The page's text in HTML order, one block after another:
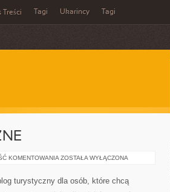
Treści Tagi Ukarincy Tagi
KOMENTOWANIA ZJAWISKA
ZOSTAŁA WYŁĄCZONA
turystyczny dla osób, które chcą